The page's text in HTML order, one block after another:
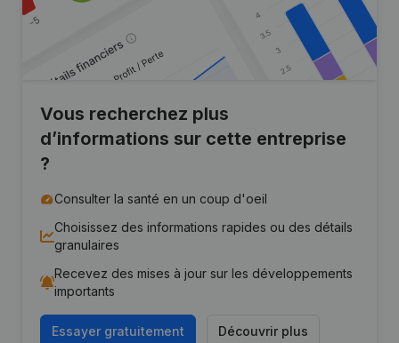
Vous recherchez plus
d’informations sur cette entreprise
?
Consulter la santé en un coup d'oeil
Choisissez des informations rapides ou des détails
granulaires
Recevez des mises à jour sur les développements
importants
Essayer gratuitement Découvrir plus